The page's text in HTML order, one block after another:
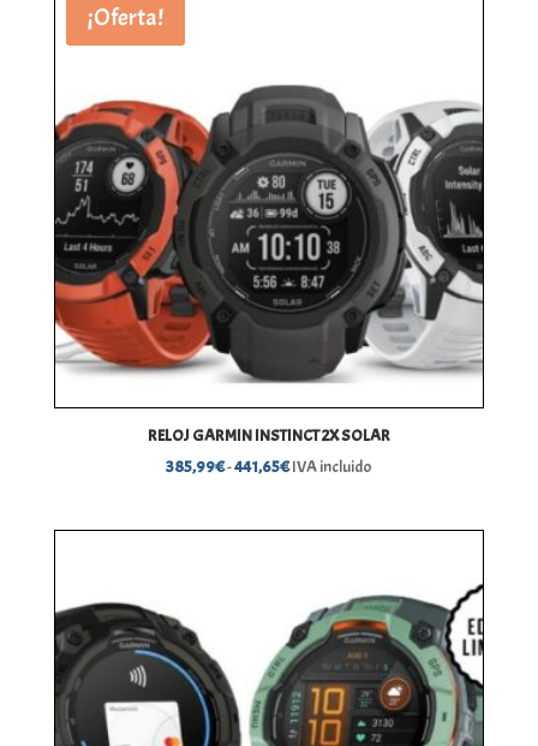
¡Oferta!
RELOJ GARMIN INSTINCT 2X SOLAR
385,99€-441,65€Rango
hasta
441,65€
IVA incluido